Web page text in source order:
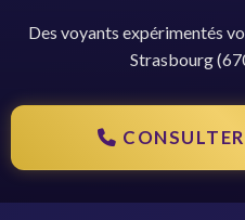
Des voyants expérimentés
Strasbourg